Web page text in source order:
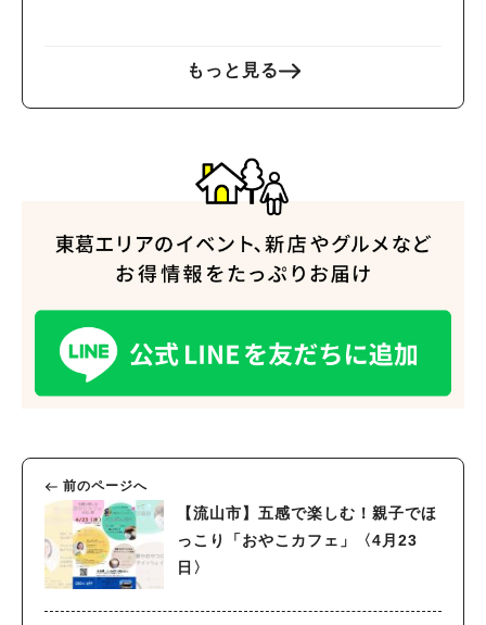
もっと見る
前のページへ
【流山市】五感で楽しむ！親子でほ
っこり「おやこカフェ」〈4月23
日〉